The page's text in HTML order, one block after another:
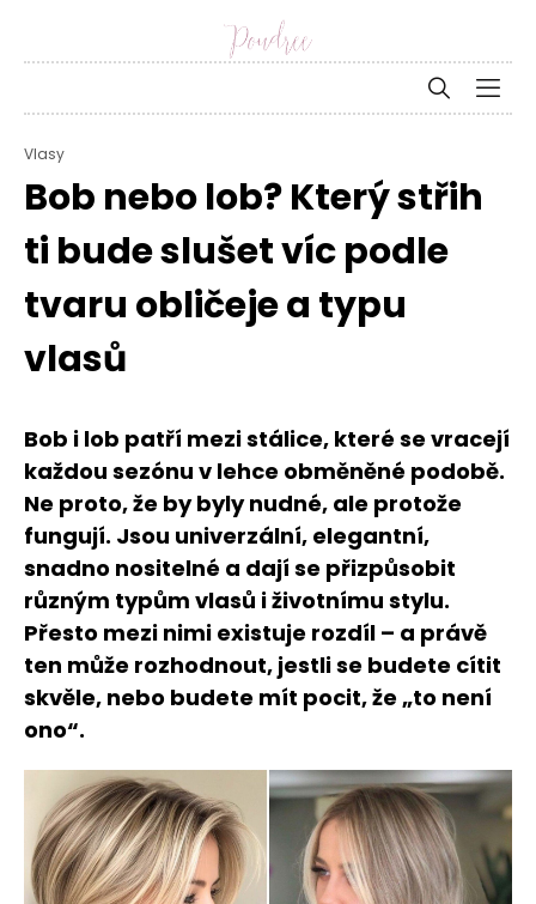
Vlasy
Bob nebo lob? Který střih
ti bude slušet víc podle
tvaru obličeje a typu
vlasů
Bob i lob patří mezi stálice, které se vracejí
každou sezónu v lehce obměněné podobě.
Ne proto, že by byly nudné, ale protože
fungují. Jsou univerzální, elegantní,
snadno nositelné a dají se přizpůsobit
různým typům vlasů i životnímu stylu.
Přesto mezi nimi existuje rozdíl – a právě
ten může rozhodnout, jestli se budete cítit
skvěle, nebo budete mít pocit, že „to není
ono“.